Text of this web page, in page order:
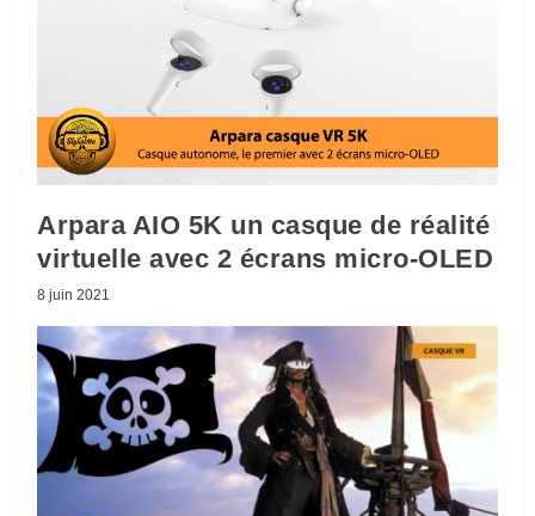
Arpara AIO 5K un casque de réalité
virtuelle avec 2 écrans micro-OLED
8 juin 2021